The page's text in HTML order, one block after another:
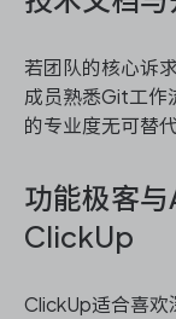
若团队的核心诉
成员熟悉Git工作
的专业度无可替
功能极客
ClickUp
ClickUp适合喜欢